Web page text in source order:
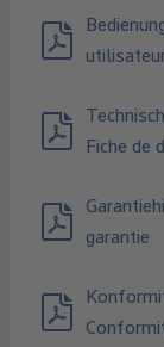
Fiche de
garantie